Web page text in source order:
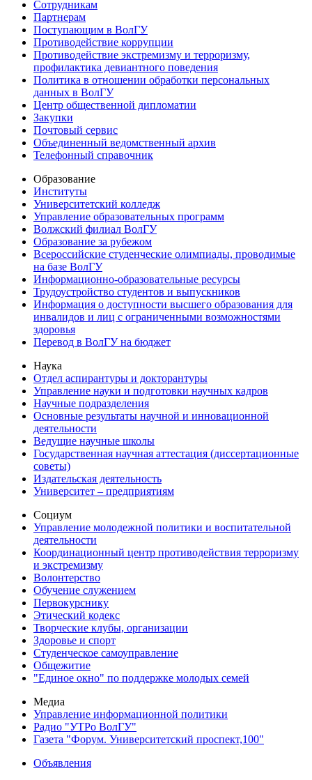
Сотрудникам
Партнерам
Поступающим в ВолГУ
Противодействие коррупции
Противодействие экстремизму и терроризму,
профилактика девиантного поведения
Политика в отношении обработки персональных
данных в ВолГУ
Центр общественной дипломатии
Закупки
Почтовый сервис
Объединенный ведомственный архив
Телефонный справочник
Образование
Институты
Университетский колледж
Управление образовательных программ
Волжский филиал ВолГУ
Образование за рубежом
Всероссийские студенческие олимпиады, проводимые
на базе ВолГУ
Информационно-образовательные ресурсы
Трудоустройство студентов и выпускников
Информация о доступности высшего образования для
инвалидов и лиц с ограниченными возможностями
здоровья
Перевод в ВолГУ на бюджет
Наука
Отдел аспирантуры и докторантуры
Управление науки и подготовки научных кадров
Научные подразделения
Основные результаты научной и инновационной
деятельности
Ведущие научные школы
Государственная научная аттестация (диссертационные
советы)
Издательская деятельность
Университет – предприятиям
Социум
Управление молодежной политики и воспитательной
деятельности
Координационный центр противодействия терроризму
и экстремизму
Волонтерство
Обучение служением
Первокурснику
Этический кодекс
Творческие клубы, организации
Здоровье и спорт
Студенческое самоуправление
Общежитие
"Единое окно" по поддержке молодых семей
Медиа
Управление информационной политики
Радио "УТРо ВолГУ"
Газета "Форум. Университетский проспект,100"
Объявления